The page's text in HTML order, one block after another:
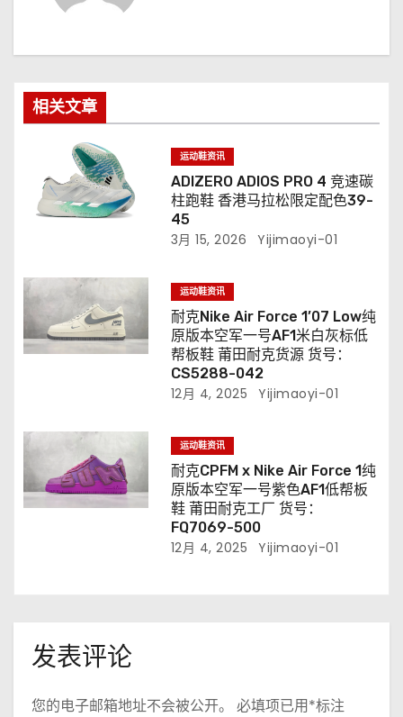
相关文章
运动鞋资讯
ADIZERO ADIOS PRO 4 竞速碳
柱跑鞋 香港马拉松限定配色39-
45
3月 15, 2026 Yijimaoyi-01
运动鞋资讯
耐克Nike Air Force 1’07 Low纯
原版本空军一号AF1米白灰标低
帮板鞋 莆田耐克货源 货号：
CS5288-042
12月 4, 2025 Yijimaoyi-01
运动鞋资讯
耐克CPFM x Nike Air Force 1纯
原版本空军一号紫色AF1低帮板
鞋 莆田耐克工厂 货号：
FQ7069-500
12月 4, 2025 Yijimaoyi-01
发表评论
您的电子邮箱地址不会被公开。 必填项已用*标注